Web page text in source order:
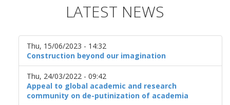
LATEST NEWS
Thu, 15/06/2023 - 14:32
Construction beyond our imagination
Thu, 24/03/2022 - 09:42
Appeal to global academic and research
community on de-putinization of academia